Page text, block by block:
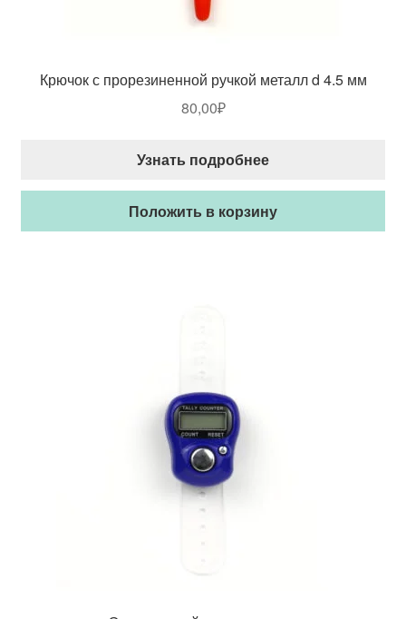
Крючок с прорезиненной ручкой металл d 4.5 мм
80,00₽
Узнать подробнее
Положить в корзину